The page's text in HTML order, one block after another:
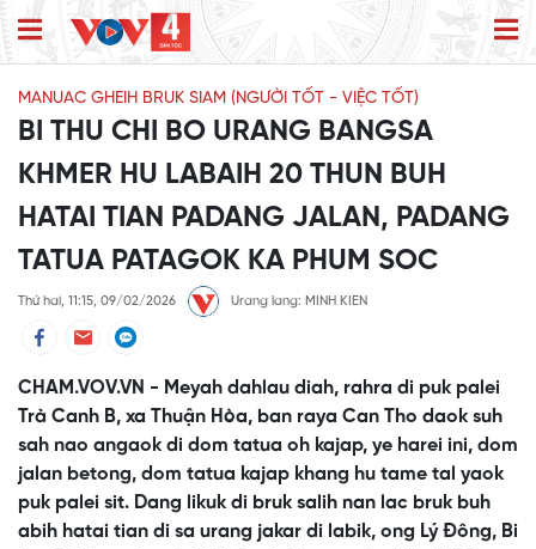
MANUAC GHEIH BRUK SIAM (NGƯỜI TỐT - VIỆC TỐT)
BI THU CHI BO URANG BANGSA
KHMER HU LABAIH 20 THUN BUH
HATAI TIAN PADANG JALAN, PADANG
TATUA PATAGOK KA PHUM SOC
Thứ hai, 11:15, 09/02/2026 Urang lang: MINH KIEN
CHAM.VOV.VN - Meyah dahlau diah, rahra di puk palei
Trà Canh B, xa Thuận Hòa, ban raya Can Tho daok suh
sah nao angaok di dom tatua oh kajap, ye harei ini, dom
jalan betong, dom tatua kajap khang hu tame tal yaok
puk palei sit. Dang likuk di bruk salih nan lac bruk buh
abih hatai tian di sa urang jakar di labik, ong Lý Đông, Bi